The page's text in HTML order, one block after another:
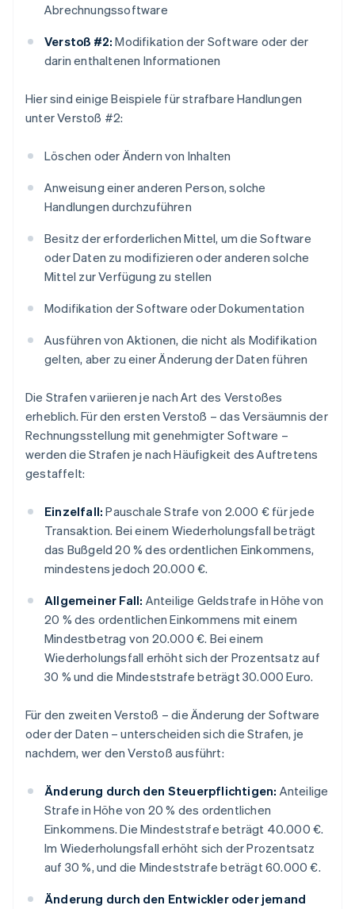
Abrechnungssoftware
Verstoß #2: Modifikation der Software oder der
darin enthaltenen Informationen
Hier sind einige Beispiele für strafbare Handlungen
unter Verstoß #2:
Löschen oder Ändern von Inhalten
Anweisung einer anderen Person, solche
Handlungen durchzuführen
Besitz der erforderlichen Mittel, um die Software
oder Daten zu modifizieren oder anderen solche
Mittel zur Verfügung zu stellen
Modifikation der Software oder Dokumentation
Ausführen von Aktionen, die nicht als Modifikation
gelten, aber zu einer Änderung der Daten führen
Die Strafen variieren je nach Art des Verstoßes
erheblich. Für den ersten Verstoß – das Versäumnis der
Rechnungsstellung mit genehmigter Software –
werden die Strafen je nach Häufigkeit des Auftretens
gestaffelt:
Einzelfall: Pauschale Strafe von 2.000 € für jede
Transaktion. Bei einem Wiederholungsfall beträgt
das Bußgeld 20 % des ordentlichen Einkommens,
mindestens jedoch 20.000 €.
Allgemeiner Fall: Anteilige Geldstrafe in Höhe von
20 % des ordentlichen Einkommens mit einem
Mindestbetrag von 20.000 €. Bei einem
Wiederholungsfall erhöht sich der Prozentsatz auf
30 % und die Mindeststrafe beträgt 30.000 Euro.
Für den zweiten Verstoß – die Änderung der Software
oder der Daten – unterscheiden sich die Strafen, je
nachdem, wer den Verstoß ausführt:
Änderung durch den Steuerpflichtigen: Anteilige
Strafe in Höhe von 20 % des ordentlichen
Einkommens. Die Mindeststrafe beträgt 40.000 €.
Im Wiederholungsfall erhöht sich der Prozentsatz
auf 30 %, und die Mindeststrafe beträgt 60.000 €.
Änderung durch den Entwickler oder jemand